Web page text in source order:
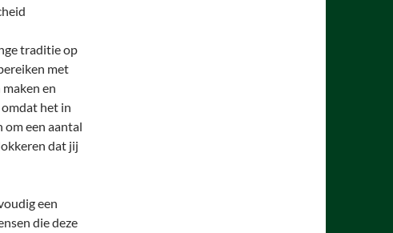
traditie op
met
en
het in
om een aantal
dat jij
een
die deze